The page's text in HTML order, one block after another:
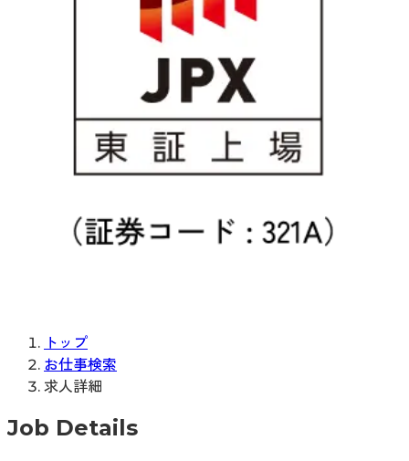
トップ
お仕事検索
求人詳細
Job Details